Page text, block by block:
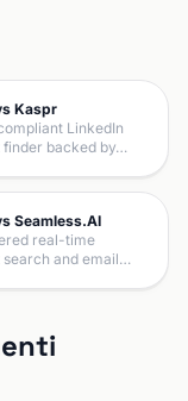
Kaspr
LinkedIn
backed by…
Seamless.AI
real-time
and email…